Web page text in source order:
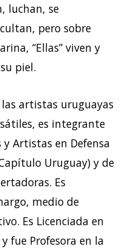
luchan, se
pero sobre
“Ellas” viven y
piel.
artistas uruguayas
es integrante
Artistas en Defensa
Uruguay) y de
Es
medio de
Es Licenciada en
fue Profesora en la